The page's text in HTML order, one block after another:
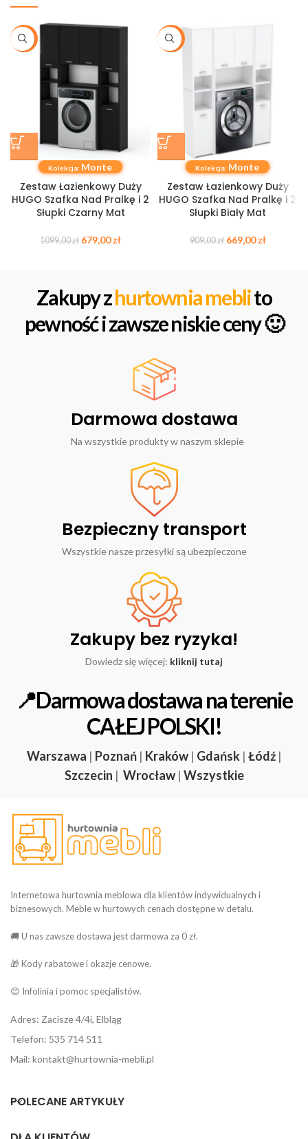
-38%
Kolekcja: Monte
Zestaw Łazienkowy Duży
HUGO Szafka Nad Pralkę i 2
Słupki Czarny Mat
1099,00zł 679,00zł
-26%
Kolekcja: Monte
Zestaw Łazienkowy Duży
HUGO Szafka Nad Pralkę i 2
Słupki Biały Mat
909,00zł 669,00zł
Zakupy zhurtownia meblito
pewność i zawsze niskie ceny 🙂
Darmowa dostawa
Na wszystkie produkty w naszym sklepie
Bezpieczny transport
Wszystkie nasze przesyłki są ubezpieczone
Zakupy bez ryzyka!
Dowiedz się więcej: kliknij tutaj
📍Darmowa dostawa na terenie
CAŁEJ POLSKI!
Warszawa | Poznań | Kraków | Gdańsk | Łódź |
Szczecin | Wrocław | Wszystkie
Internetowa hurtownia meblowa dla klientów indywidualnych i
biznesowych. Meble w hurtowych cenach dostępne w detalu.
🚚 U nas zawsze dostawa jest darmowa za 0 zł.
🎁 Kody rabatowe i okazje cenowe.
😊 Infolinia i pomoc specjalistów.
Adres: Zacisze 4/4i, Elbląg
Telefon: 535 714 511
Mail: kontakt@hurtownia-mebli.pl
POLECANE ARTYKUŁY